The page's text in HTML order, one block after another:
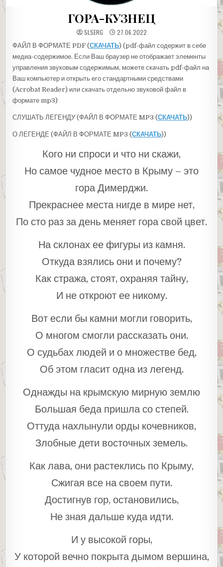
ГОРА-КУЗНЕЦ
SLSERG 27.06.2022
ФАЙЛ В ФОРМАТЕ PDF (СКАЧАТЬ) (pdf-файл содержит в себе
медиа-содержимое. Если Ваш браузер не отображает элементы
управления звуковым содержимым, можете скачать pdf-файл на
Ваш компьютер и открыть его стандартными средствами
(Acrobat Reader) или скачать отдельно звуковой файл в
формате mp3)
СЛУШАТЬ ЛЕГЕНДУ (ФАЙЛ В ФОРМАТЕ MP3 (СКАЧАТЬ))
О ЛЕГЕНДЕ (ФАЙЛ В ФОРМАТЕ MP3 (СКАЧАТЬ))
Кого ни спроси и что ни скажи,
Но самое чудное место в Крыму – это
гора Димерджи.
Прекраснее места нигде в мире нет,
По сто раз за день меняет гора свой цвет.
На склонах ее фигуры из камня.
Откуда взялись они и почему?
Как стража, стоят, охраняя тайну,
И не откроют ее никому.
Вот если бы камни могли говорить,
О многом смогли рассказать они.
О судьбах людей и о множестве бед,
Об этом гласит одна из легенд.
Однажды на крымскую мирную землю
Большая беда пришла со степей.
Оттуда нахлынули орды кочевников,
Злобные дети восточных земель.
Как лава, они растеклись по Крыму,
Сжигая все на своем пути.
Достигнув гор, остановились,
Не зная дальше куда идти.
И у высокой горы,
У которой вечно покрыта дымом вершина,